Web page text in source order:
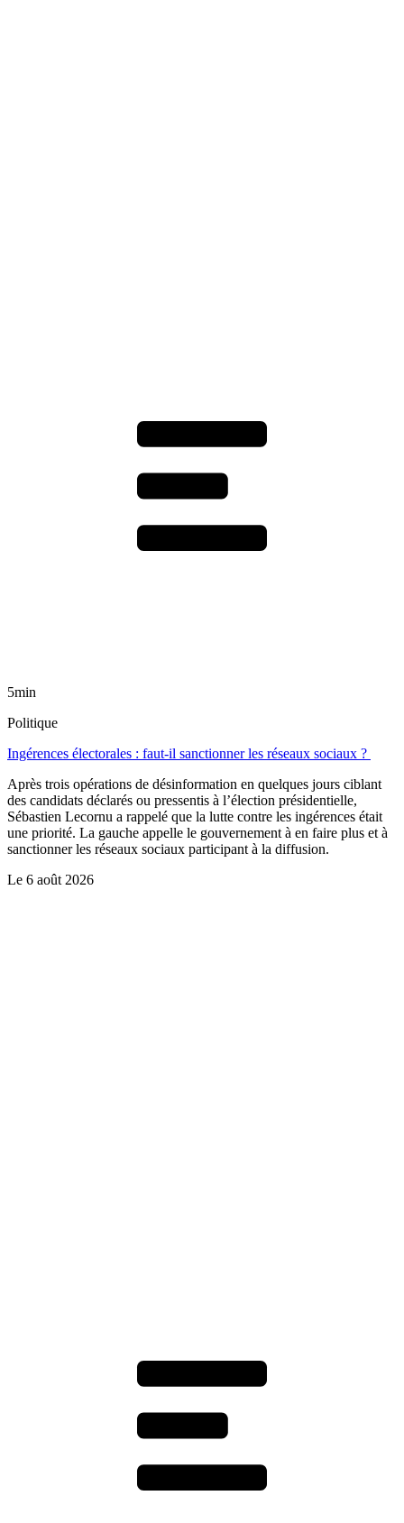
5min
Politique
Ingérences électorales : faut-il sanctionner les réseaux sociaux ?
Après trois opérations de désinformation en quelques jours ciblant
des candidats déclarés ou pressentis à l’élection présidentielle,
Sébastien Lecornu a rappelé que la lutte contre les ingérences était
une priorité. La gauche appelle le gouvernement à en faire plus et à
sanctionner les réseaux sociaux participant à la diffusion.
Le 6 août 2026